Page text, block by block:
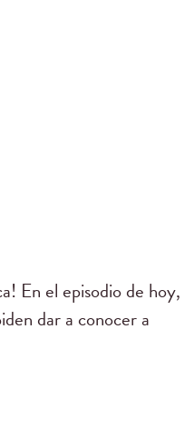
En el episodio de hoy,
dar a conocer a